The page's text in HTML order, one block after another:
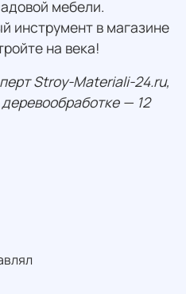
мебели.
инструмент в магазине
на века!
Stroy-Materiali-24.ru,
— 12